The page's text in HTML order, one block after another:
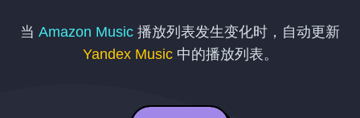
当 Amazon Music 播放列表发生变化时，自动更新
Yandex Music中的播放列表。